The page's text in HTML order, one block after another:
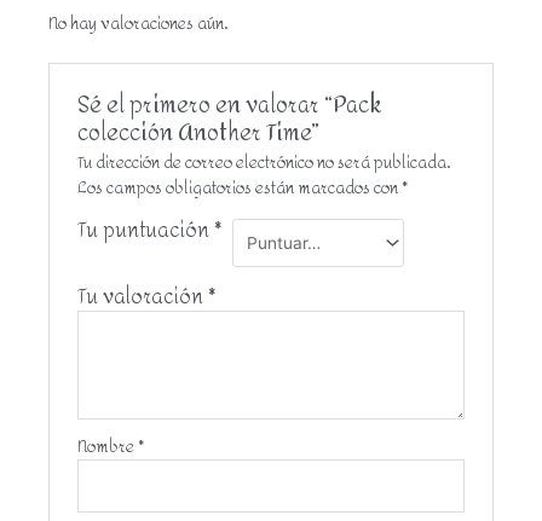
No hay valoraciones aún.
Sé el primero en valorar “Pack
colección Another Time”
Tu dirección de correo electrónico no será publicada.
Los campos obligatorios están marcados con*
Tu puntuación*
Tu valoración*
Nombre*